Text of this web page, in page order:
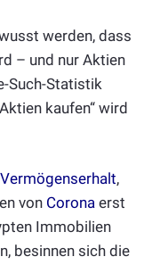
werden, dass
– und nur Aktien
Such-Statistik
kaufen“ wird
,
von Coronaerst
Immobilien
besinnen sich die